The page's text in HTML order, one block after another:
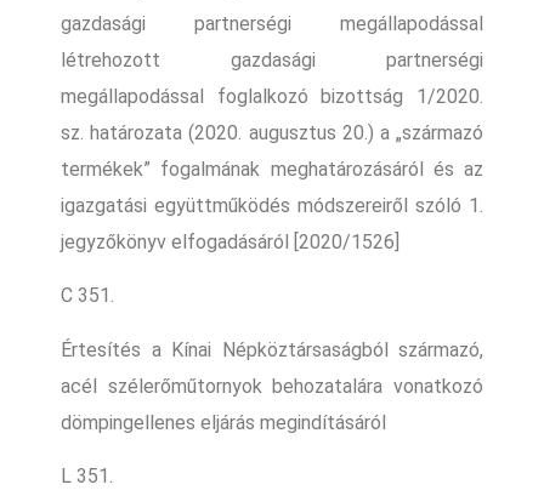
gazdasági partnerségi megállapodással
létrehozott gazdasági partnerségi
megállapodással foglalkozó bizottság 1/2020.
sz. határozata (2020. augusztus 20.) a „származó
termékek” fogalmának meghatározásáról és az
igazgatási együttműködés módszereiről szóló 1.
jegyzőkönyv elfogadásáról [2020/1526]
C 351.
Értesítés a Kínai Népköztársaságból származó,
acél szélerőműtornyok behozatalára vonatkozó
dömpingellenes eljárás megindításáról
L 351.